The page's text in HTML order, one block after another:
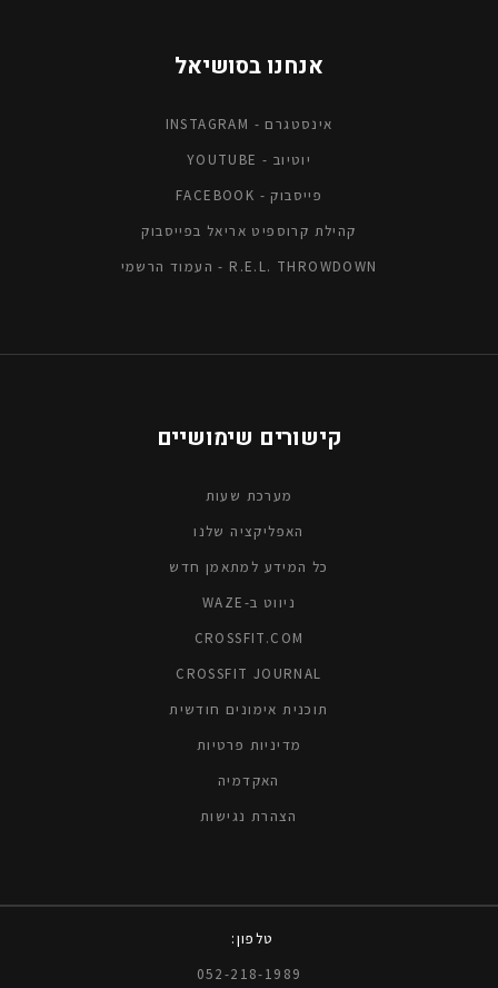
אנחנו בסושיאל
אינסטגרם - INSTAGRAM
יוטיוב - YOUTUBE
פייסבוק - FACEBOOK
קהילת קרוספיט אריאל בפייסבוק
R.E.L. THROWDOWN - העמוד הרשמי
קישורים שימושיים
מערכת שעות
האפליקציה שלנו
כל המידע למתאמן חדש
ניווט ב-WAZE
CROSSFIT.COM
CROSSFIT JOURNAL
תוכנית אימונים חודשית
מדיניות פרטיות
האקדמיה
הצהרת נגישות
טלפון:
052-218-1989